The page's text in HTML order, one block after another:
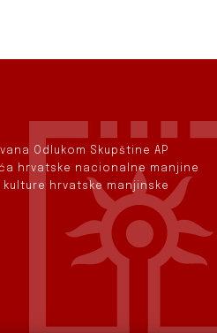
Odlukom Skupštine AP
hrvatske nacionalne manjine
hrvatske manjinske